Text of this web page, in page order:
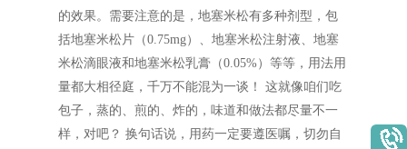
的效果。需要注意的是，地塞米松有多种剂型，包
括地塞米松片（0.75mg）、地塞米松注射液、地塞
米松滴眼液和地塞米松乳膏（0.05%）等等，用法用
量都大相径庭，千万不能混为一谈！ 这就像咱们吃
包子，蒸的、煎的、炸的，味道和做法都尽量不一
样，对吧？ 换句话说，用药一定要遵医嘱，切勿自